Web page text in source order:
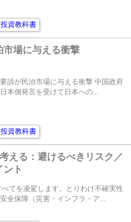
資教科書
市場に与える衝撃
民泊市場に与える衝撃 中国政府
本側発言を受けて日本への...
資教科書
える：避けるべきリスク／
ント
てを凌駕します。とりわけ不確実性
全保障（災害・インフラ・ア...